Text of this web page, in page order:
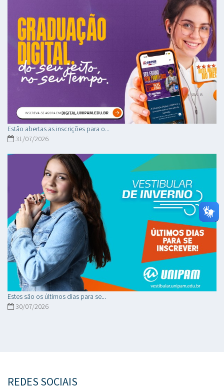
Estão abertas as inscrições para o...
31/07/2026
Estes são os últimos dias para se...
30/07/2026
REDES SOCIAIS